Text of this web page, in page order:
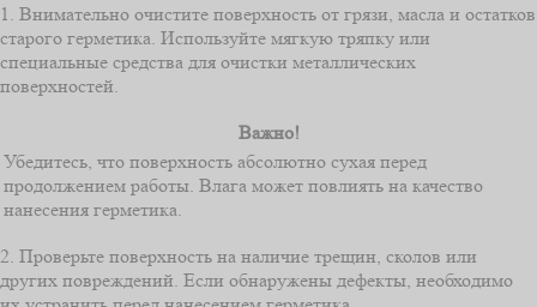
1. Внимательно очистите поверхность от грязи, масла и остатков
старого герметика. Используйте мягкую тряпку или
специальные средства для очистки металлических
поверхностей.
Важно!
Убедитесь, что поверхность абсолютно сухая перед
продолжением работы. Влага может повлиять на качество
нанесения герметика.
2. Проверьте поверхность на наличие трещин, сколов или
других повреждений. Если обнаружены дефекты, необходимо